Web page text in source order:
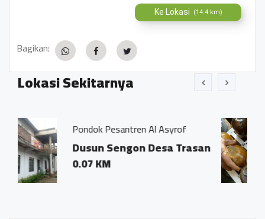
Ke Lokasi (14.4 km)
Bagikan:
Lokasi Sekitarnya
Al Asyrof
Desa Trasan
Jamu
Dsn. Sengon
Trasan Kec.
0.03 KM